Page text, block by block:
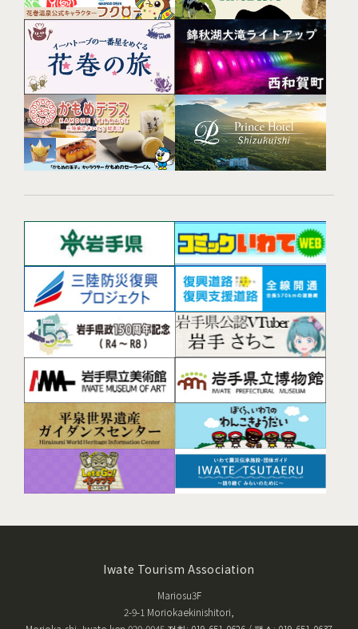
Iwate Tourism Association
Mariosu3F
2-9-1 Moriokaekinishitori,